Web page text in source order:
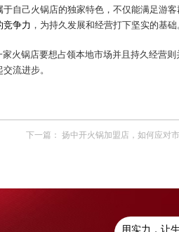
自己火锅店的独家特色，不仅能满足游客
竞争力 ，为持久发展和经营打下坚实的基础
火锅店要想占领本地市场并且持久经营则
流进步。
下一篇：扬中开火锅加盟店，如何应对